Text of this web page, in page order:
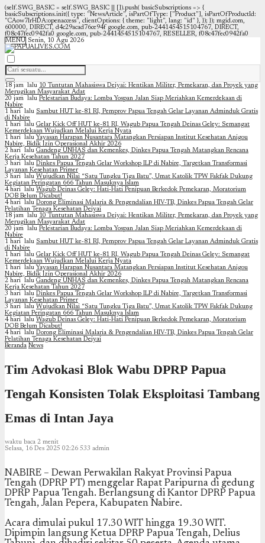
(self.SWG_BASIC = self.SWG_BASIC || []).push( basicSubscriptions => {
basicSubscriptions.init({ type: "NewsArticle", isPartOfType: ["Product"], isPartOfProductId:
"CAow7IrHDA:openaccess", clientOptions: { theme: "light", lang: "id" }, }); }); mgid.com,
600000, DIRECT, d4c29acad76ce94f google.com, pub-2441454515104767, DIRECT,
f08c47fec0942fa0 google.com, pub-2441454515104767, RESELLER, f08c47fec0942fa0
MENU Senin, 10 Agu 2026
18 jam lalu 10 Tuntutan Mahasiswa Deiyai: Hentikan Militer, Pemekaran, dan Proyek yang
Merugikan Masyarakat Adat
20 jam lalu Pelestarian Budaya: Lomba Yospan Jalan Siap Meriahkan Kemerdekaan di
Nabire
1 hari lalu Sambut HUT ke-81 RI, Pemprov Papua Tengah Gelar Layanan Adminduk Gratis
di Nabire
1 hari lalu Gelar Kick Off HUT ke-81 RI, Wagub Papua Tengah Deinas Geley: Semangat
Kemerdekaan Wujudkan Melalui Kerja Nyata
1 hari lalu Yayasan Harapan Nusantara Matangkan Persiapan Institut Kesehatan Anigou
Nabire, Bidik Izin Operasional Akhir 2026
2 hari lalu Gandeng UNHAS dan Kemenkes, Dinkes Papua Tengah Matangkan Rencana
Kerja Kesehatan Tahun 2027
3 hari lalu Dinkes Papua Tengah Gelar Workshop ILP di Nabire, Targetkan Transformasi
Layanan Kesehatan Primer
3 hari lalu Wujudkan Nilai “Satu Tungku Tiga Batu”, Umat Katolik TPW Fakfak Dukung
Kegiatan Peringatan 666 Tahun Masuknya Islam
4 hari lalu Wagub Deinas Geley: Hati-Hati Penipuan Berkedok Pemekaran, Moratorium
DOB Belum Dicabut!
4 hari lalu Dorong Eliminasi Malaria & Pengendalian HIV-TB, Dinkes Papua Tengah Gelar
Pelatihan Tenaga Kesehatan Deiyai
18 jam lalu 10 Tuntutan Mahasiswa Deiyai: Hentikan Militer, Pemekaran, dan Proyek yang
Merugikan Masyarakat Adat
20 jam lalu Pelestarian Budaya: Lomba Yospan Jalan Siap Meriahkan Kemerdekaan di
Nabire
1 hari lalu Sambut HUT ke-81 RI, Pemprov Papua Tengah Gelar Layanan Adminduk Gratis
di Nabire
1 hari lalu Gelar Kick Off HUT ke-81 RI, Wagub Papua Tengah Deinas Geley: Semangat
Kemerdekaan Wujudkan Melalui Kerja Nyata
1 hari lalu Yayasan Harapan Nusantara Matangkan Persiapan Institut Kesehatan Anigou
Nabire, Bidik Izin Operasional Akhir 2026
2 hari lalu Gandeng UNHAS dan Kemenkes, Dinkes Papua Tengah Matangkan Rencana
Kerja Kesehatan Tahun 2027
3 hari lalu Dinkes Papua Tengah Gelar Workshop ILP di Nabire, Targetkan Transformasi
Layanan Kesehatan Primer
3 hari lalu Wujudkan Nilai “Satu Tungku Tiga Batu”, Umat Katolik TPW Fakfak Dukung
Kegiatan Peringatan 666 Tahun Masuknya Islam
4 hari lalu Wagub Deinas Geley: Hati-Hati Penipuan Berkedok Pemekaran, Moratorium
DOB Belum Dicabut!
4 hari lalu Dorong Eliminasi Malaria & Pengendalian HIV-TB, Dinkes Papua Tengah Gelar
Pelatihan Tenaga Kesehatan Deiyai
Beranda News
Tim Advokasi Blok Wabu DPRP Papua
Tengah Konsisten Tolak Eksploitasi Tambang
Emas di Intan Jaya
waktu baca 2 menit
Selasa, 16 Des 2025 02:26 533 admin
NABIRE – Dewan Perwakilan Rakyat Provinsi Papua
Tengah (DPRP PT) menggelar Rapat Paripurna di gedung
DPRP Papua Tengah. Berlangsung di Kantor DPRP Papua
Tengah, Jalan Pepera, Kabupaten Nabire.
Acara dimulai pukul 17.30 WIT hingga 19.30 WIT.
Dipimpin langsung Ketua DPRP Papua Tengah, Delius